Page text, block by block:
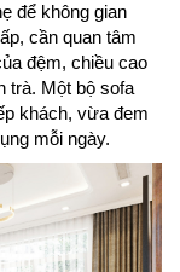
để không gian
cần quan tâm
đệm, chiều cao
trà. Một bộ sofa
khách, vừa đem
mỗi ngày.